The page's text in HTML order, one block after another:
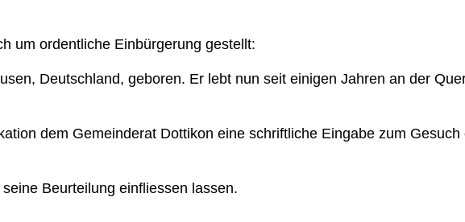
um ordentliche Einbürgerung gestellt:
Deutschland, geboren. Er lebt nun seit einigen Jahren an der
dem Gemeinderat Dottikon eine schriftliche Eingabe zum
Beurteilung einfliessen lassen.